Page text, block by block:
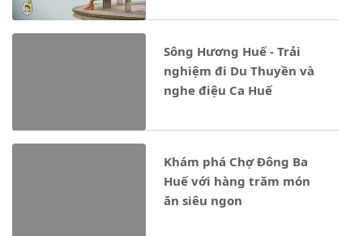
Sông Hương Huế - Trải
nghiệm đi Du Thuyền và
nghe điệu Ca Huế
Khám phá Chợ Đông Ba
Huế với hàng trăm món
ăn siêu ngon